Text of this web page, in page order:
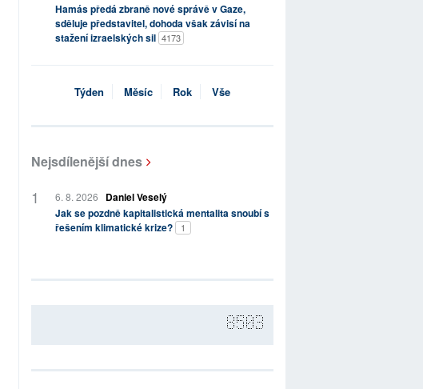
Hamás předá zbraně nové správě v Gaze,
sděluje představitel, dohoda však závisí na
stažení izraelských sil 4173
Týden Měsíc Rok Vše
Nejsdílenější dnes
6. 8. 2026
Daniel Veselý
Jak se pozdně kapitalistická mentalita snoubí s
řešením klimatické krize?
1
8503